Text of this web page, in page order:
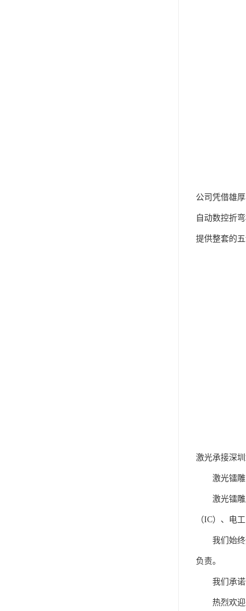
公司凭借雄
自动数控折
提供整套的
激光承接深
激光镭雕，
激光镭雕广
（IC）、电
我们始终遵
负责。
我们承诺优
热烈欢迎